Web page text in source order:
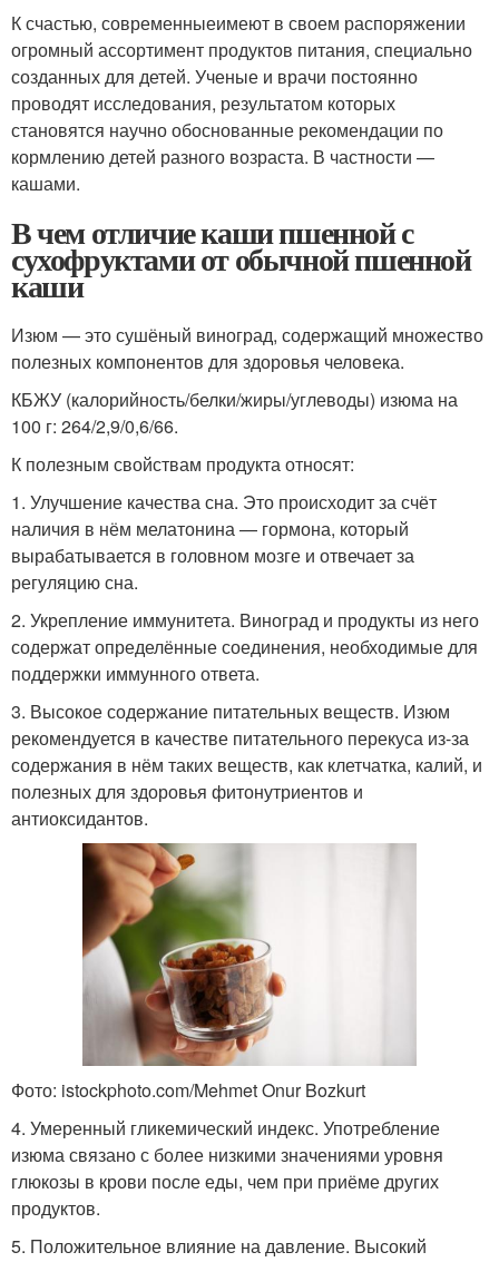
К счастью, современныеимеют в своем распоряжении
огромный ассортимент продуктов питания, специально
созданных для детей. Ученые и врачи постоянно
проводят исследования, результатом которых
становятся научно обоснованные рекомендации по
кормлению детей разного возраста. В частности —
кашами.
В чем отличие каши пшенной с
сухофруктами от обычной пшенной
каши
Изюм — это сушёный виноград, содержащий множество
полезных компонентов для здоровья человека.
КБЖУ (калорийность/белки/жиры/углеводы) изюма на
100 г: 264/2,9/0,6/66.
К полезным свойствам продукта относят:
1. Улучшение качества сна. Это происходит за счёт
наличия в нём мелатонина — гормона, который
вырабатывается в головном мозге и отвечает за
регуляцию сна.
2. Укрепление иммунитета. Виноград и продукты из него
содержат определённые соединения, необходимые для
поддержки иммунного ответа.
3. Высокое содержание питательных веществ. Изюм
рекомендуется в качестве питательного перекуса из-за
содержания в нём таких веществ, как клетчатка, калий, и
полезных для здоровья фитонутриентов и
антиоксидантов.
Фото: istockphoto.com/Mehmet Onur Bozkurt
4. Умеренный гликемический индекс. Употребление
изюма связано с более низкими значениями уровня
глюкозы в крови после еды, чем при приёме других
продуктов.
5. Положительное влияние на давление. Высокий